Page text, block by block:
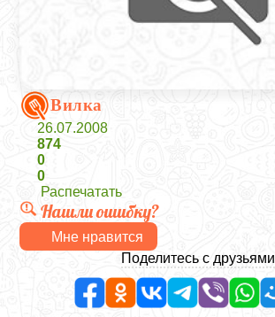
Вилка
26.07.2008
874
0
0
Распечатать
Нашли ошибку?
Мне нравится
Поделитесь с друзьями